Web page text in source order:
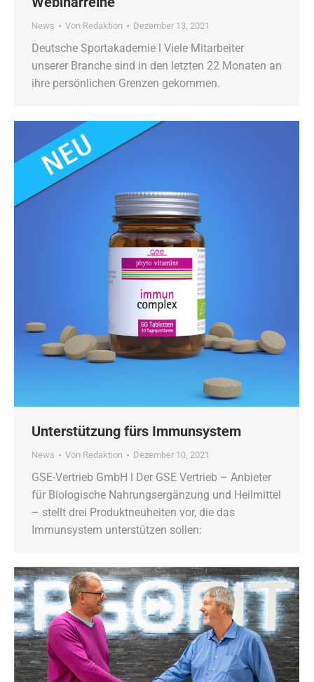
News Von Redaktion Dezember 13, 2021
Deutsche Sportakademie ǀ Viele Mitarbeiter
unserer Branche sind in den letzten 22 Monaten an
ihre persönlichen Grenzen gekommen.
Unterstützung fürs Immunsystem
News Von Redaktion Dezember 10, 2021
GSE-Vertrieb GmbH ǀ Der GSE Vertrieb – Anbieter
für Biologische Nahrungsergänzung und Heilmittel
– stellt drei Produktneuheiten vor, die das
Immunsystem unterstützen sollen: